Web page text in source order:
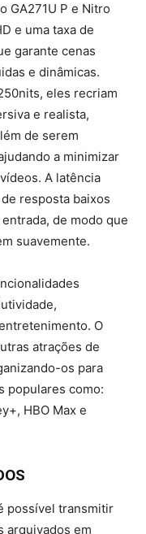
GA271U P e Nitro
e uma taxa de
garante cenas
e dinâmicas.
eles recriam
e realista,
de serem
a minimizar
A latência
resposta baixos
de modo que
suavemente.
O
atrações de
os para
populares como:
HBO Max e
possível transmitir
arquivados em